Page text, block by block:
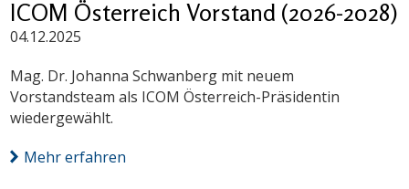
ICOM Österreich Vorstand (2026-2028)
04.12.2025
Mag. Dr. Johanna Schwanberg mit neuem
Vorstandsteam als ICOM Österreich-Präsidentin
wiedergewählt.
Mehr erfahren